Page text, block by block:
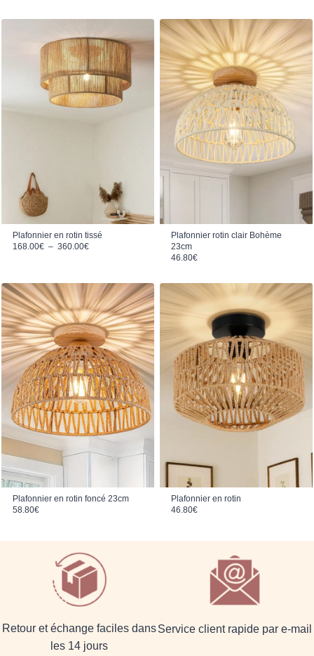
Plafonnier en rotin tissé
168.00€ – 360.00€Plage de prix : 168.00€ à 360.00€
Plafonnier rotin clair Bohème
23cm
46.80€
Plafonnier en rotin foncé 23cm
58.80€
Plafonnier en rotin
46.80€
Retour et échange faciles dans
les 14 jours
Service client rapide par e-mail